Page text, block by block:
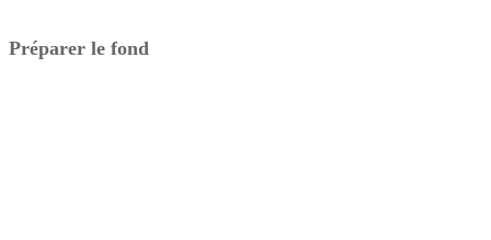
Préparer le fond